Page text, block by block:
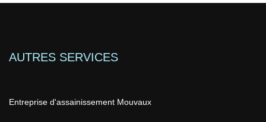
AUTRES SERVICES
Entreprise d'assainissement Mouvaux